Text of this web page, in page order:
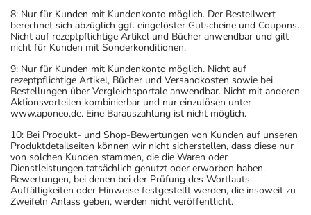
8: Nur für Kunden mit Kundenkonto möglich. Der Bestellwert
berechnet sich abzüglich ggf. eingelöster Gutscheine und Coupons.
Nicht auf rezeptpflichtige Artikel und Bücher anwendbar und gilt
nicht für Kunden mit Sonderkonditionen.
9: Nur für Kunden mit Kundenkonto möglich. Nicht auf
rezeptpflichtige Artikel, Bücher und Versandkosten sowie bei
Bestellungen über Vergleichsportale anwendbar. Nicht mit anderen
Aktionsvorteilen kombinierbar und nur einzulösen unter
www.aponeo.de. Eine Barauszahlung ist nicht möglich.
10: Bei Produkt- und Shop-Bewertungen von Kunden auf unseren
Produktdetailseiten können wir nicht sicherstellen, dass diese nur
von solchen Kunden stammen, die die Waren oder
Dienstleistungen tatsächlich genutzt oder erworben haben.
Bewertungen, bei denen bei der Prüfung des Wortlauts
Auffälligkeiten oder Hinweise festgestellt werden, die insoweit zu
Zweifeln Anlass geben, werden nicht veröffentlicht.